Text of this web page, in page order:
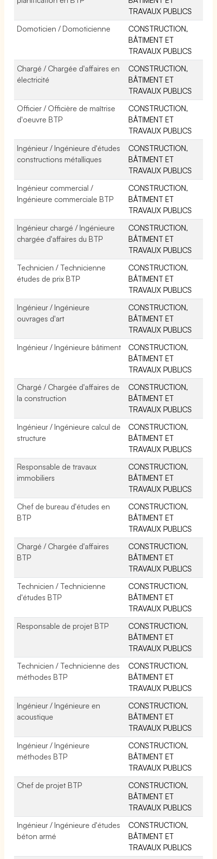
TRAVAUX PUBLICS
Domoticien / Domoticienne
CONSTRUCTION,
BÂTIMENT ET
TRAVAUX PUBLICS
Chargé / Chargée d'affaires en
électricité
CONSTRUCTION,
BÂTIMENT ET
TRAVAUX PUBLICS
Officier / Officière de maîtrise
d'oeuvre BTP
CONSTRUCTION,
BÂTIMENT ET
TRAVAUX PUBLICS
Ingénieur / Ingénieure d'études
constructions métalliques
CONSTRUCTION,
BÂTIMENT ET
TRAVAUX PUBLICS
Ingénieur commercial /
Ingénieure commerciale BTP
CONSTRUCTION,
BÂTIMENT ET
TRAVAUX PUBLICS
Ingénieur chargé / Ingénieure
chargée d'affaires du BTP
CONSTRUCTION,
BÂTIMENT ET
TRAVAUX PUBLICS
Technicien / Technicienne
études de prix BTP
CONSTRUCTION,
BÂTIMENT ET
TRAVAUX PUBLICS
Ingénieur / Ingénieure
ouvrages d'art
CONSTRUCTION,
BÂTIMENT ET
TRAVAUX PUBLICS
Ingénieur / Ingénieure bâtiment
CONSTRUCTION,
BÂTIMENT ET
TRAVAUX PUBLICS
Chargé / Chargée d'affaires de
la construction
CONSTRUCTION,
BÂTIMENT ET
TRAVAUX PUBLICS
Ingénieur / Ingénieure calcul de
structure
CONSTRUCTION,
BÂTIMENT ET
TRAVAUX PUBLICS
Responsable de travaux
immobiliers
CONSTRUCTION,
BÂTIMENT ET
TRAVAUX PUBLICS
Chef de bureau d'études en
BTP
CONSTRUCTION,
BÂTIMENT ET
TRAVAUX PUBLICS
Chargé / Chargée d'affaires
BTP
CONSTRUCTION,
BÂTIMENT ET
TRAVAUX PUBLICS
Technicien / Technicienne
d'études BTP
CONSTRUCTION,
BÂTIMENT ET
TRAVAUX PUBLICS
Responsable de projet BTP
CONSTRUCTION,
BÂTIMENT ET
TRAVAUX PUBLICS
Technicien / Technicienne des
méthodes BTP
CONSTRUCTION,
BÂTIMENT ET
TRAVAUX PUBLICS
Ingénieur / Ingénieure en
acoustique
CONSTRUCTION,
BÂTIMENT ET
TRAVAUX PUBLICS
Ingénieur / Ingénieure
méthodes BTP
CONSTRUCTION,
BÂTIMENT ET
TRAVAUX PUBLICS
Chef de projet BTP
CONSTRUCTION,
BÂTIMENT ET
TRAVAUX PUBLICS
Ingénieur / Ingénieure d'études
béton armé
CONSTRUCTION,
BÂTIMENT ET
TRAVAUX PUBLICS